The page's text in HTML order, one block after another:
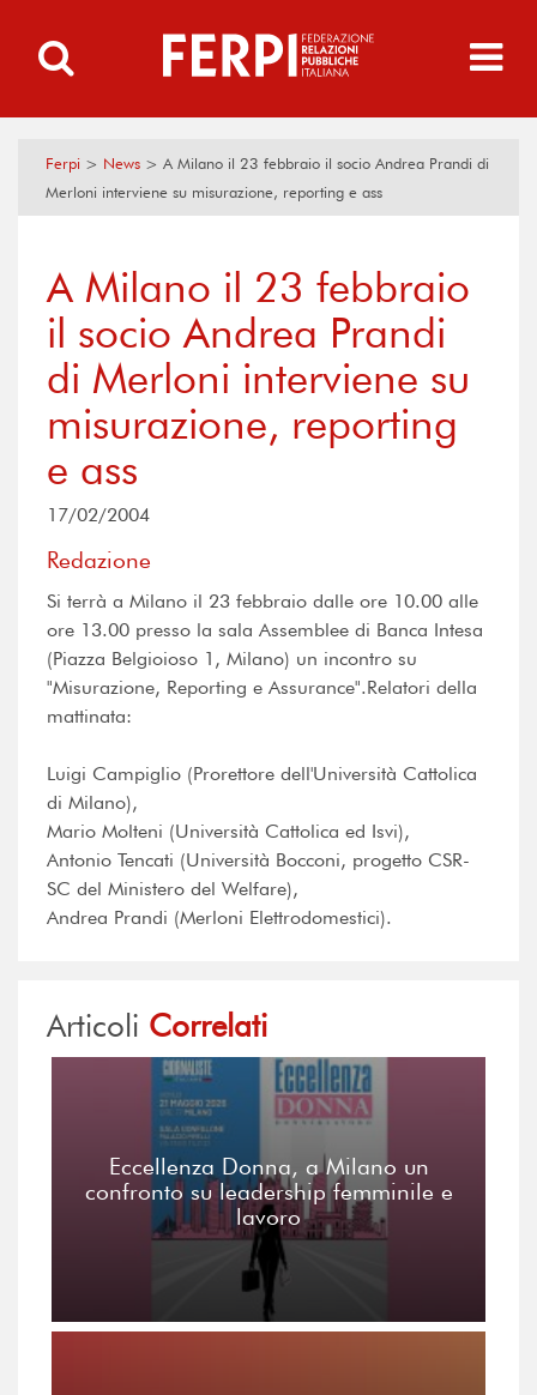
Ferpi > News > A Milano il 23 febbraio il socio Andrea Prandi di
Merloni interviene su misurazione, reporting e ass
A Milano il 23 febbraio
il socio Andrea Prandi
di Merloni interviene su
misurazione, reporting
e ass
17/02/2004
Redazione
Si terrà a Milano il 23 febbraio dalle ore 10.00 alle
ore 13.00 presso la sala Assemblee di Banca Intesa
(Piazza Belgioioso 1, Milano) un incontro su
"Misurazione, Reporting e Assurance".Relatori della
mattinata:
Luigi Campiglio (Prorettore dell'Università Cattolica
di Milano),
Mario Molteni (Università Cattolica ed Isvi),
Antonio Tencati (Università Bocconi, progetto CSR-
SC del Ministero del Welfare),
Andrea Prandi (Merloni Elettrodomestici).
Articoli Correlati
Eccellenza Donna, a Milano un
confronto su leadership femminile e
lavoro